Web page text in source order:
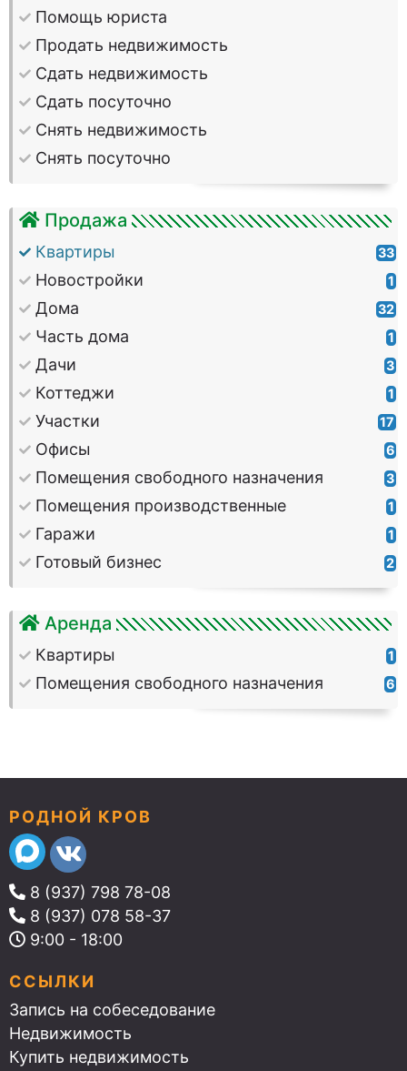
Помощь юриста
Продать недвижимость
Сдать недвижимость
Сдать посуточно
Снять недвижимость
Снять посуточно
Продажа
Квартиры 33
Новостройки 1
Дома 32
Часть дома 1
Дачи 3
Коттеджи 1
Участки 17
Офисы 6
Помещения свободного назначения 3
Помещения производственные 1
Гаражи 1
Готовый бизнес 2
Аренда
Квартиры 1
Помещения свободного назначения 6
РОДНОЙ КРОВ
8 (937) 798 78-08
8 (937) 078 58-37
9:00 - 18:00
ССЫЛКИ
Запись на собеседование
Недвижимость
Купить недвижимость